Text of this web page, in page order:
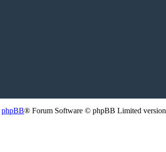
phpBB® Forum Software © phpBB Limited version